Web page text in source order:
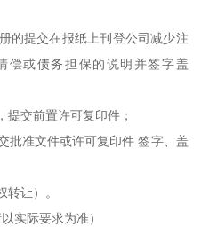
的提交在报纸上刊登公司减少注
偿或债务担保的说明并签字盖
提交前置许可复印件；
批准文件或许可复印件 签字、盖
让）。
实际要求为准）